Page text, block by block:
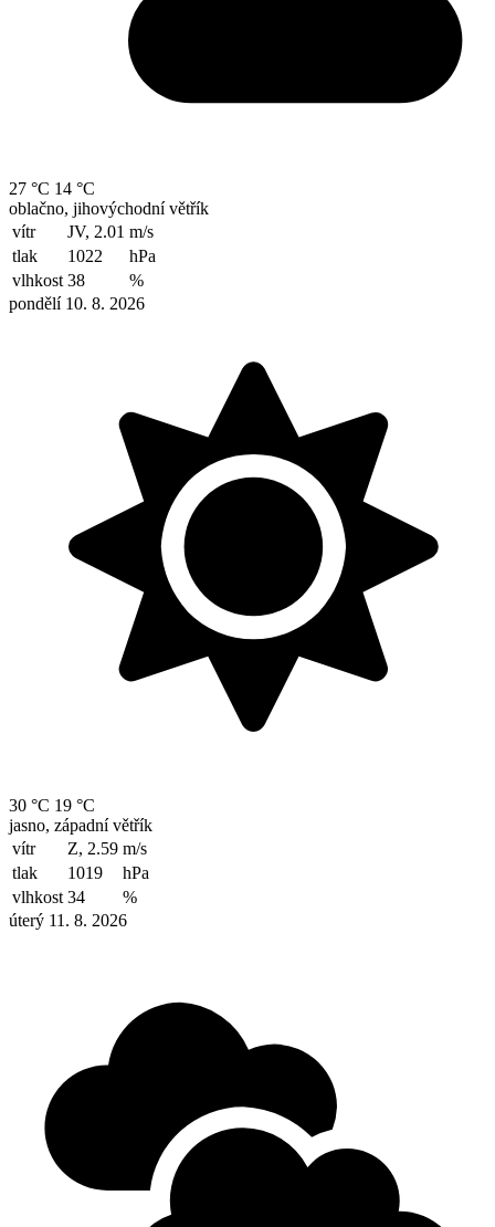
27 °C 14 °C
oblačno, jihovýchodní větřík
vítr
JV, 2.01 m/s
tlak
1022
hPa
vlhkost 38
%
pondělí 10. 8. 2026
30 °C 19 °C
jasno, západní větřík
vítr
Z, 2.59 m/s
tlak
1019
hPa
vlhkost 34
%
úterý 11. 8. 2026